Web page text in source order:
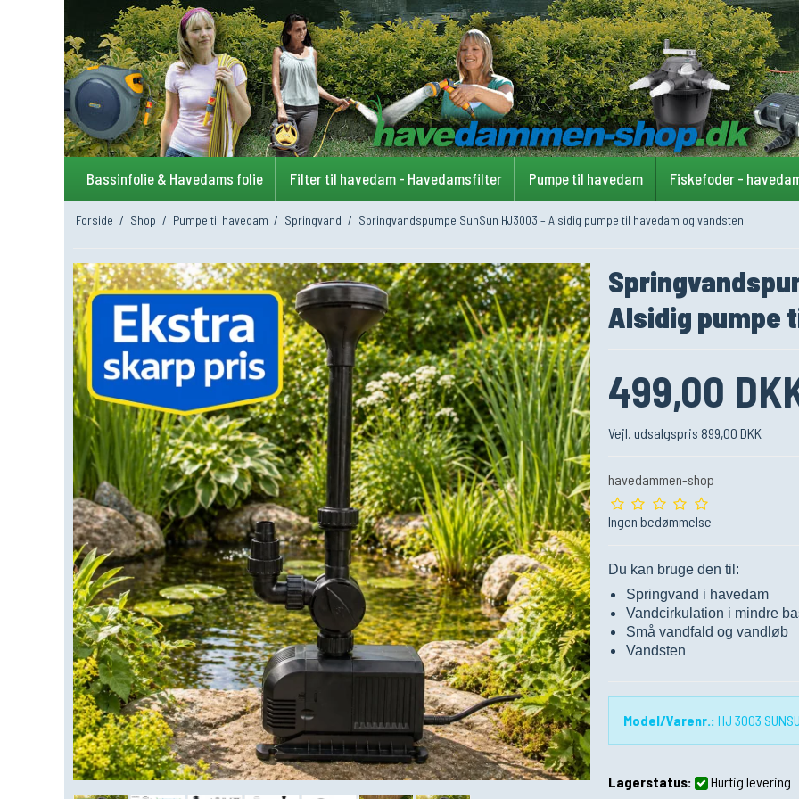
Bassinfolie & Havedams folie Filter til havedam - Havedamsfilter Pumpe til havedam Fiskefoder -
Forside / Shop / Pumpe til havedam / Springvand / Springvandspumpe SunSun HJ3003 – Alsidig pumpe til havedam og vandsten
Alsidig pumpe
499,00
Vejl. udsalgspris 899,00 DKK
havedammen-shop
Ingen bedømmelse
Du kan bruge den til:
Springvand i havedam
Vandcirkulation i mindre
Små vandfald og vandløb
Vandsten
Model/Varenr.: HJ 3003
Lagerstatus: Hurtig levering